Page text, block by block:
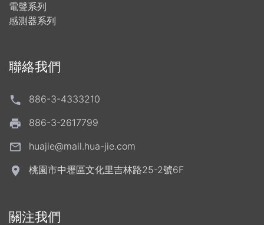
電聲系列
感測器系列
聯絡我們
886-3-4333210
886-3-2617799
huajie@mail.hua-jie.com
桃園市中壢區文化里吉林路25-2號6F
關注我們